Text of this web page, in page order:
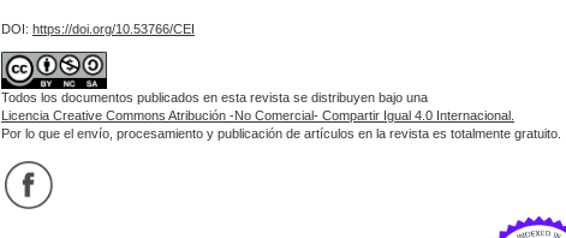
DOI: https://doi.org/10.53766/CEI
Todos los documentos publicados en esta revista se distribuyen bajo una
Licencia Creative Commons Atribución -No Comercial- Compartir Igual 4.0 Internacional.
Por lo que el envío, procesamiento y publicación de artículos en la revista es totalmente gratuito.